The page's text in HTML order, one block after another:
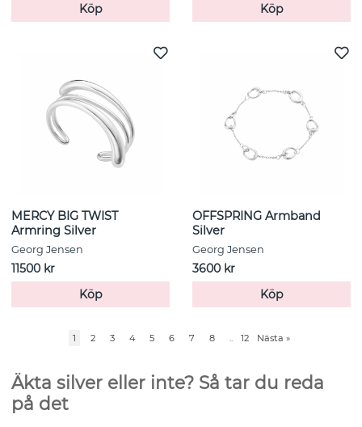
Köp
Köp
MERCY BIG TWIST
Armring Silver
Georg Jensen
11500 kr
Köp
OFFSPRING Armband
Silver
Georg Jensen
3600 kr
Köp
1 2 3 4 5 6 7 8 .. 12 Nästa »
Äkta silver eller inte? Så tar du reda
på det